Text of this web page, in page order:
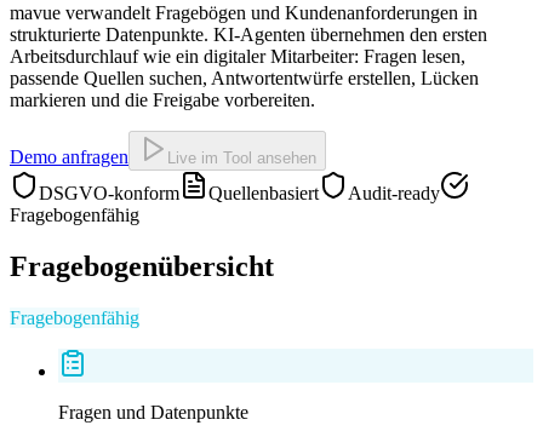
mavue verwandelt Fragebögen und Kundenanforderungen in
strukturierte Datenpunkte. KI-Agenten übernehmen den ersten
Arbeitsdurchlauf wie ein digitaler Mitarbeiter: Fragen lesen,
passende Quellen suchen, Antwortentwürfe erstellen, Lücken
markieren und die Freigabe vorbereiten.
Demo anfragen Live im Tool ansehen
DSGVO-konform Quellenbasiert
Audit-ready
Fragebogenfähig
Fragebogenübersicht
Fragebogenfähig
Fragen und Datenpunkte